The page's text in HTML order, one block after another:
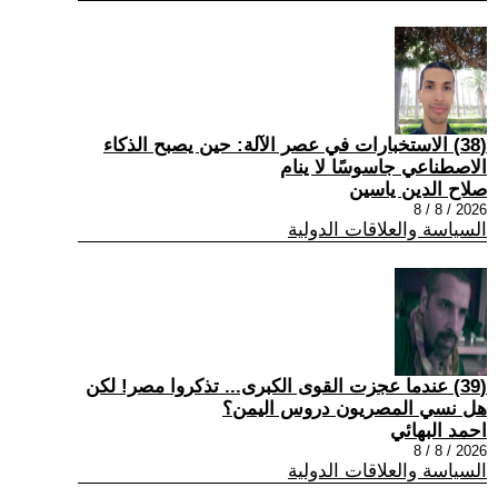
(38) الاستخبارات في عصر الآلة: حين يصبح الذكاء
الاصطناعي جاسوسًا لا ينام
صلاح الدين ياسين
2026 / 8 / 8
السياسة والعلاقات الدولية
(39) عندما عجزت القوى الكبرى... تذكروا مصر! لكن
هل نسي المصريون دروس اليمن؟
احمد البهائي
2026 / 8 / 8
السياسة والعلاقات الدولية